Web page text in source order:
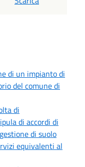
di un impianto di
del comune di
di
di accordi di
di suolo
equivalenti al